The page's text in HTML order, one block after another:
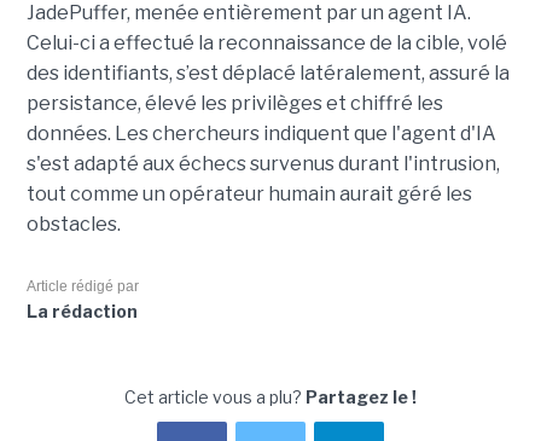
JadePuffer, menée entièrement par un agent IA.
Celui-ci a effectué la reconnaissance de la cible, volé
des identifiants, s’est déplacé latéralement, assuré la
persistance, élevé les privilèges et chiffré les
données. Les chercheurs indiquent que l'agent d'IA
s'est adapté aux échecs survenus durant l'intrusion,
tout comme un opérateur humain aurait géré les
obstacles.
Article rédigé par
La rédaction
Cet article vous a plu? Partagez le !